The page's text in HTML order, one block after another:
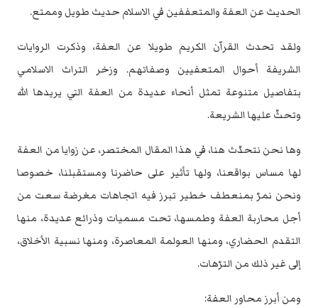
الحديث عن العفة والمتعففين في الاسلام حديث طويل وممتع.‏
ولقد تحدث القرآن الكريم طويلا عن العفة، وذكرت الروايات
الشريفة أحوال المتعفيين ‏وصفاتهم. وزخر التراث الاسلامي
بتفاصيل متنوعة تمثل أنحاء عديدة من العفة التي ‏يريدها الله
وتحثّ عليها الشريعة.‏
وها نحن نتحدّث هنا، في هذا المقال المختصر، عن زوايا من العفة
لها مساس بواقعنا، ‏ولها تأثير على حاضرنا ومستقبلنا، خصوصا
ونحن نمرّ بمنعطف خطير تبرز فيه ‏اتجاهات مغرضة سعت من
أجل محاربة العفة وطمسها، تحت مسميات وذرائع عديدة، ‏منها
التقدم الحضاري، ومنها العولمة المعاصرة، ومنها نسبية الأخلاق،
إلى غير ذلك ‏من الترّهات.‏
ومن أبرز محاور العفة:‏